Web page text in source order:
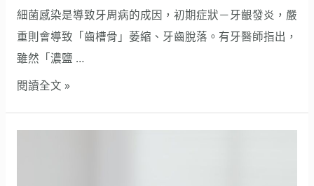
細菌感染是導致牙周病的成因，初期症狀－牙齦發炎，嚴
重則會導致「齒槽骨」萎縮、牙齒脫落。有牙醫師指出，
雖然「濃鹽 …
治
療
牙
周
閱讀全文 »